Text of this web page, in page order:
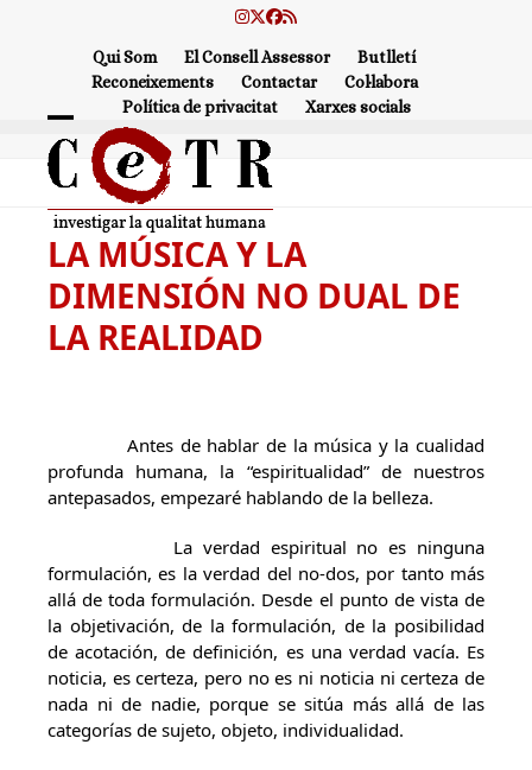
Instagram
Twitter
Facebook
RSS
Qui Som El Consell Assessor
Butlletí
Reconeixements
Contactar
Col·labora
Política de privacitat
Xarxes socials
Open
mobile
menu
Close
mobile
menu
LA MÚSICA Y LA
DIMENSIÓN NO DUAL DE
LA REALIDAD
Antes de hablar de la música y la cualidad
profunda humana, la “espiritualidad” de nuestros
antepasados, empezaré hablando de la belleza.
La verdad espiritual no es ninguna
formulación, es la verdad del no-dos, por tanto más
allá de toda formulación. Desde el punto de vista de
la objetivación, de la formulación, de la posibilidad
de acotación, de definición, es una verdad vacía. Es
noticia, es certeza, pero no es ni noticia ni certeza de
nada ni de nadie, porque se sitúa más allá de las
categorías de sujeto, objeto, individualidad.